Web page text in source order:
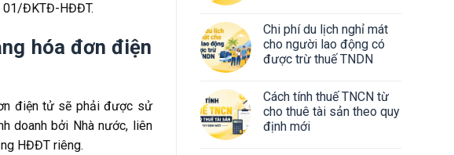
01/ĐKTĐ-HĐĐT.
hóa đơn điện
điện tử sẽ phải được sử
doanh bởi Nhà nước, liên
HĐĐT riêng.
Chi phí du lịch nghỉ mát
cho người lao động có
được trừ thuế TNDN
Cách tính thuế TNCN từ
cho thuê tài sản theo quy
định mới